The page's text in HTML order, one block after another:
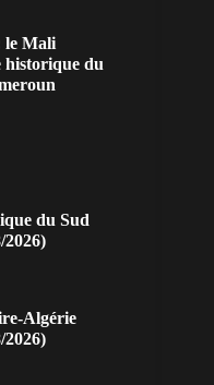
le Mali
historique du
du Sud
Algérie